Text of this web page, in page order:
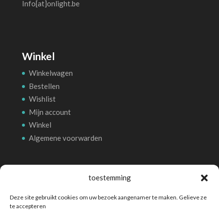
toestemming
Deze site gebruikt cookies om uw bezoek aangenamer te maken. Gelieve ze
te accepteren
Info[at]onlight.be
Winkel
Winkelwagen
Bestellen
Wishlist
Mijn account
Winkel
Algemene voorwarden
Betalingsmethoden